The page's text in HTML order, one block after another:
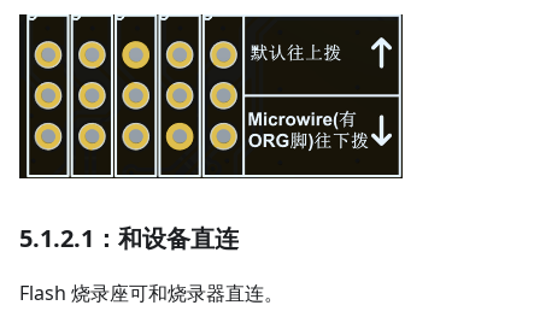
5.1.2.1：和设备直连
Flash 烧录座可和烧录器直连。